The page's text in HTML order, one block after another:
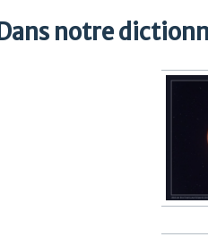
Dans notre